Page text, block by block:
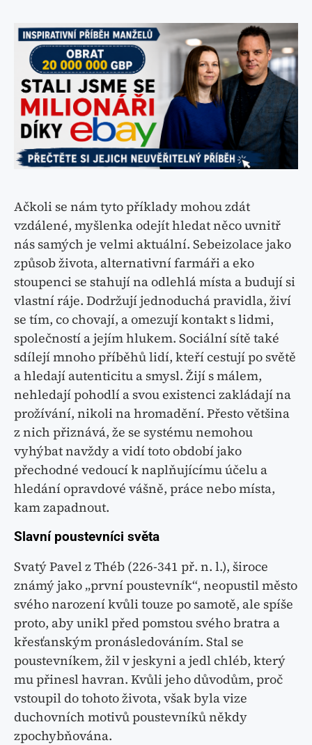
Ačkoli se nám tyto příklady mohou zdát
vzdálené, myšlenka odejít hledat něco uvnitř
nás samých je velmi aktuální. Sebeizolace jako
způsob života, alternativní farmáři a eko
stoupenci se stahují na odlehlá místa a budují si
vlastní ráje. Dodržují jednoduchá pravidla, živí
se tím, co chovají, a omezují kontakt s lidmi,
společností a jejím hlukem. Sociální sítě také
sdílejí mnoho příběhů lidí, kteří cestují po světě
a hledají autenticitu a smysl. Žijí s málem,
nehledají pohodlí a svou existenci zakládají na
prožívání, nikoli na hromadění. Přesto většina
z nich přiznává, že se systému nemohou
vyhýbat navždy a vidí toto období jako
přechodné vedoucí k naplňujícímu účelu a
hledání opravdové vášně, práce nebo místa,
kam zapadnout.
Slavní poustevníci světa
Svatý Pavel z Théb (226-341 př. n. l.), široce
známý jako „první poustevník“, neopustil město
svého narození kvůli touze po samotě, ale spíše
proto, aby unikl před pomstou svého bratra a
křesťanským pronásledováním. Stal se
poustevníkem, žil v jeskyni a jedl chléb, který
mu přinesl havran. Kvůli jeho důvodům, proč
vstoupil do tohoto života, však byla vize
duchovních motivů poustevníků někdy
zpochybňována.